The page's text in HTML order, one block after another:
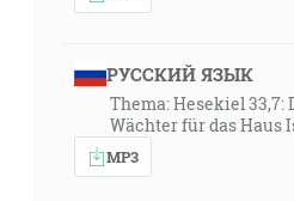
РУССКИЙ ЯЗЫК
Thema: Hesekiel 33,7:
Wächter für das Haus
MP3